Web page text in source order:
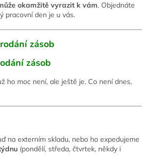
okamžitě vyrazit k vám. Objednáte
pracovní den je u vás.
zásob
zásob
ho moc není, ale ještě je. Co není dnes,
na externím skladu, nebo ho expedujeme
(pondělí, středa, čtvrtek, někdy i